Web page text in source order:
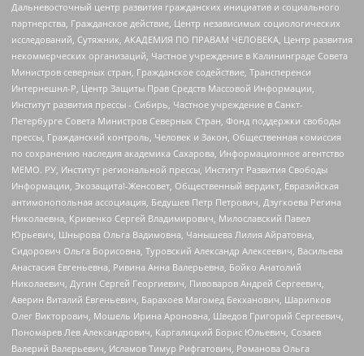
Дальневосточный центр развития гражданских инициатив и социального
партнерства, Гражданское действие, Центр независимых социологических
исследований, Сутяжник, АКАДЕМИЯ ПО ПРАВАМ ЧЕЛОВЕКА, Центр развития
некоммерческих организаций, Частное учреждение в Калининграде Совета
Министров северных стран, Гражданское содействие, Трансперенси
Интернешнл-Р, Центр Защиты Прав Средств Массовой Информации,
Институт развития прессы - Сибирь, Частное учреждение в Санкт-
Петербурге Совета Министров Северных Стран, Фонд поддержки свободы
прессы, Гражданский контроль, Человек и Закон, Общественная комиссия
по сохранению наследия академика Сахарова, Информационное агентство
МЕМО. РУ, Институт региональной прессы, Институт Развития Свободы
Информации, Экозащита!-Женсовет, Общественный вердикт, Евразийская
антимонопольная ассоциация, Бедушев Петр Петрович, Дзугкоева Регина
Николаевна, Кривенко Сергей Владимирович, Милославский Павел
Юрьевич, Шнырова Ольга Вадимовна, Чанышева Лилия Айратовна,
Сидорович Ольга Борисовна, Туровский Александр Алексеевич, Васильева
Анастасия Евгеньевна, Ривина Анна Валерьевна, Бойко Анатолий
Николаевич, Дугин Сергей Георгиевич, Пивоваров Андрей Сергеевич,
Аверин Виталий Евгеньевич, Барахоев Магомед Бекханович, Шарипков
Олег Викторович, Мошель Ирина Ароновна, Шведов Григорий Сергеевич,
Пономарев Лев Александрович, Каргалицкий Борис Юльевич, Созаев
Валерий Валерьевич, Исламов Тимур Рифгатович, Романова Ольга